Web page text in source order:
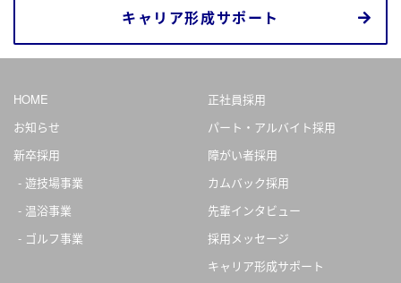
キャリア形成サポート
HOME
お知らせ
新卒採用
遊技場事業
温浴事業
ゴルフ事業
正社員採用
パート・アルバイト採用
障がい者採用
カムバック採用
先輩インタビュー
採用メッセージ
キャリア形成サポート